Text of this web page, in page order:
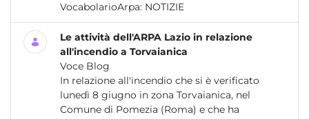
VocabolarioArpa: NOTIZIE
Le attività dell'ARPA Lazio in relazione
all'incendio a Torvaianica
Voce Blog
In relazione all'incendio che si è verificato
lunedì 8 giugno in zona Torvaianica, nel
Comune di Pomezia (Roma) e che ha